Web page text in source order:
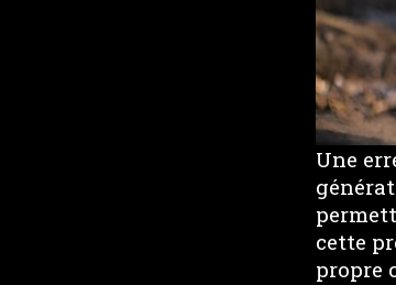
Une
cette
propre